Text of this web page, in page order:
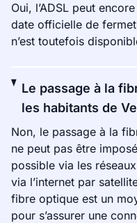
Oui, l’ADSL peut
date officielle de
n’est toutefois
Le passage à la
les habitants de
Non, le passage à la
ne peut pas être
possible via les
via l’internet par
fibre optique est un
pour s’assurer une